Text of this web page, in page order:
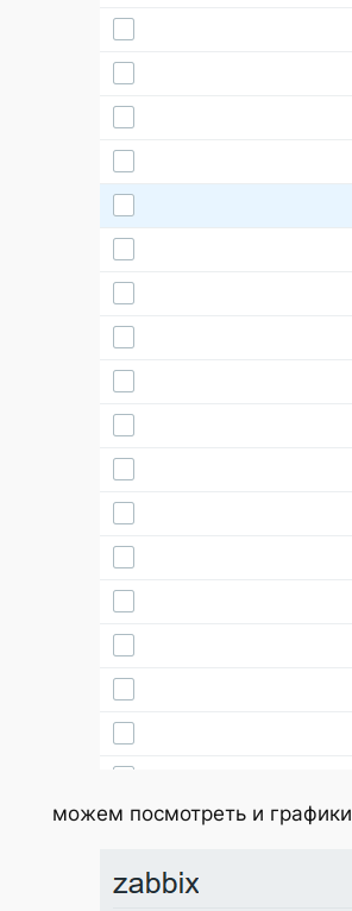
можем посмотреть и графики